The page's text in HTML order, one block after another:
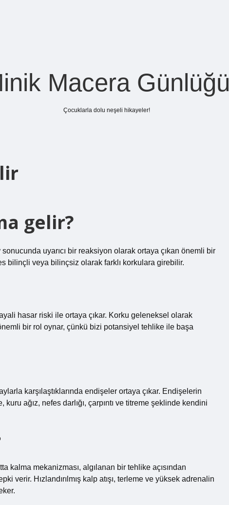
Macera Günlüğü
Çocuklarla dolu neşeli hikayeler!
gelir?
uyarıcı bir reaksiyon olarak ortaya çıkan önemli bir
bilinçli veya bilinçsiz olarak farklı korkulara girebilir.
hasar riski ile ortaya çıkar. Korku geleneksel olarak
bir rol oynar, çünkü bizi potansiyel tehlike ile başa
karşılaştıklarında endişeler ortaya çıkar. Endişelerin
ağız, nefes darlığı, çarpıntı ve titreme şeklinde kendini
mekanizması, algılanan bir tehlike açısından
Hızlandırılmış kalp atışı, terleme ve yüksek adrenalin